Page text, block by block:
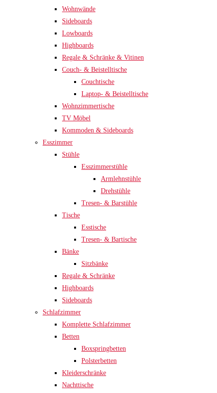
Wohnwände
Sideboards
Lowboards
Highboards
Regale & Schränke & Vitinen
Couch- & Beistelltische
Couchtische
Laptop- & Beistelltische
Wohnzimmertische
TV Möbel
Kommoden & Sideboards
Esszimmer
Stühle
Esszimmerstühle
Armlehnstühle
Drehstühle
Tresen- & Barstühle
Tische
Esstische
Tresen- & Bartische
Bänke
Sitzbänke
Regale & Schränke
Highboards
Sideboards
Schlafzimmer
Komplette Schlafzimmer
Betten
Boxspringbetten
Polsterbetten
Kleiderschränke
Nachttische